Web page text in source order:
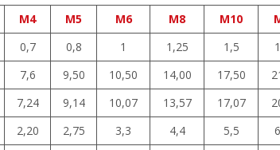
M4 M5 M6 M8 M10
0,7 0,8 1 1,25 1,5
7,6 9,50 10,50 14,00 17,50
7,24 9,14 10,07 13,57 17,07
2,20 2,75 3,3 4,4 5,5